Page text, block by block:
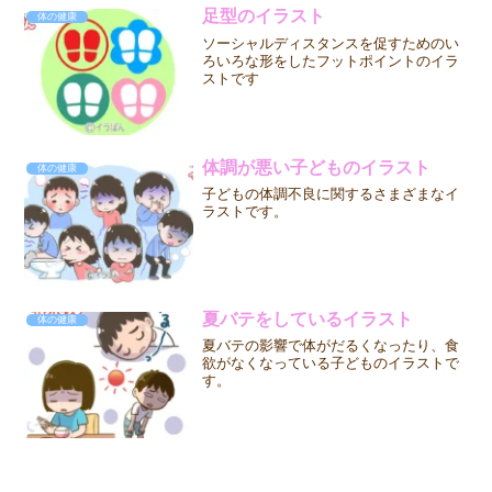
体の健康 足型のイラスト
ソーシャルディスタンスを促すためのい
ろいろな形をしたフットポイントのイラ
ストです
体の健康 体調が悪い子どものイラスト
子どもの体調不良に関するさまざまなイ
ラストです。
体の健康 夏バテをしているイラスト
夏バテの影響で体がだるくなったり、食
欲がなくなっている子どものイラストで
す。